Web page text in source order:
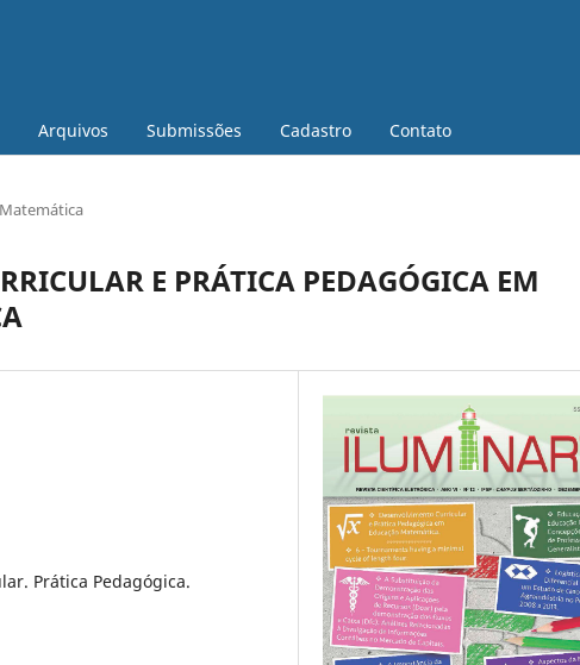
Arquivos Submissões Cadastro Contato
E PRÁTICA PEDAGÓGICA EM
Prática Pedagógica.